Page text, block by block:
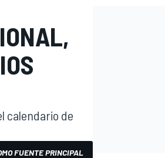
calendario de
FUENTE PRINCIPAL